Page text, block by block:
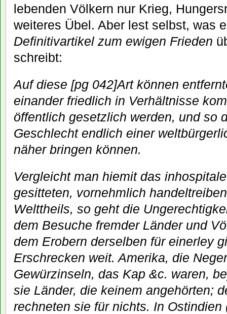
lebenden Völkern nur Krieg,
weiteres Übel. Aber lest selbst, was
Definitivartikel zum ewigen Frieden
schreibt:
Auf diese [pg 042]Art können
einander friedlich in Verhältnisse
öffentlich gesetzlich werden, und so
Geschlecht endlich einer
näher bringen können.
Vergleicht man hiemit das
gesitteten, vornehmlich
Welttheils, so geht die
dem Besuche fremder Länder und
dem Erobern derselben für einerley
Erschrecken weit. Amerika, die
Gewürzinseln, das Kap &c. waren,
sie Länder, die keinem angehörten;
rechneten sie für nichts. In Ostindien